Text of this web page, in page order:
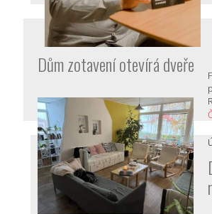
Dům zotavení otevírá dveře